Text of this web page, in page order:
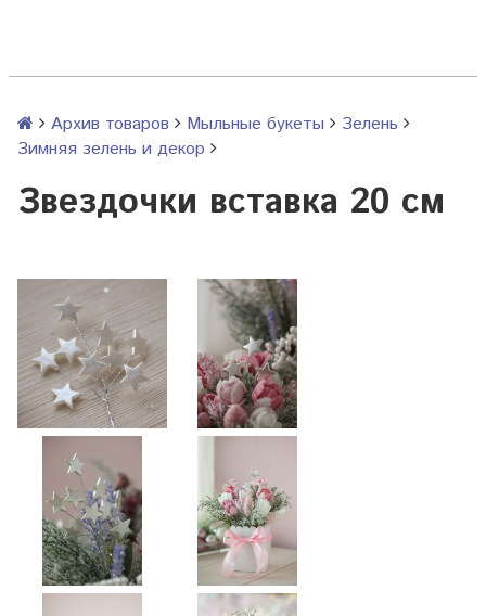
Архив товаров Мыльные букеты
Зелень
Зимняя зелень и декор
Звездочки вставка 20 см